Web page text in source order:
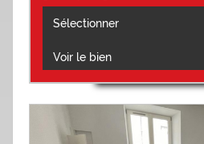
Sélectionner
Voir le bien